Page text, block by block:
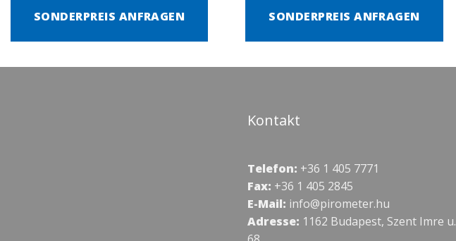
SONDERPREIS ANFRAGEN SONDERPREIS ANFRAGEN
Kontakt
Telefon: +36 1 405 7771
Fax: +36 1 405 2845
E-Mail: info@pirometer.hu
Adresse: 1162 Budapest, Szent Imre u.